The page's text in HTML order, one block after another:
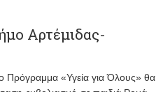
Αρτέμιδας-
Πρόγραμμα «Υγεία για Όλους» θα